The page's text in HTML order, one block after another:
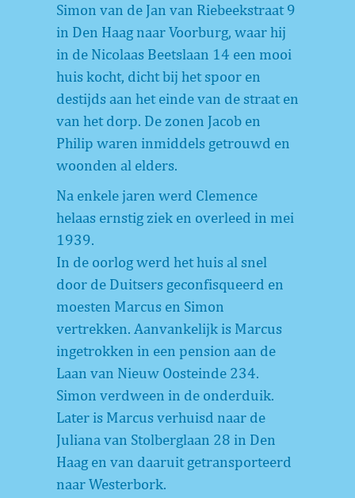
Simon van de Jan van Riebeekstraat 9
in Den Haag naar Voorburg, waar hij
in de Nicolaas Beetslaan 14 een mooi
huis kocht, dicht bij het spoor en
destijds aan het einde van de straat en
van het dorp. De zonen Jacob en
Philip waren inmiddels getrouwd en
woonden al elders.
Na enkele jaren werd Clemence
helaas ernstig ziek en overleed in mei
1939.
In de oorlog werd het huis al snel
door de Duitsers geconfisqueerd en
moesten Marcus en Simon
vertrekken. Aanvankelijk is Marcus
ingetrokken in een pension aan de
Laan van Nieuw Oosteinde 234.
Simon verdween in de onderduik.
Later is Marcus verhuisd naar de
Juliana van Stolberglaan 28 in Den
Haag en van daaruit getransporteerd
naar Westerbork.